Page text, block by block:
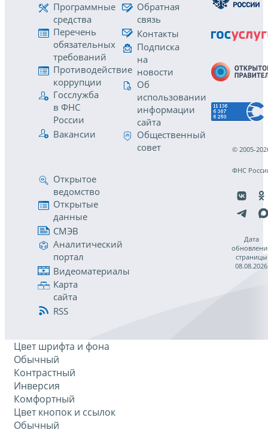
Программные
средства
Перечень
обязательных
требований
Противодействие
коррупции
Госслужба
в ФНС
России
Вакансии
Обратная
связь
Контакты
Подписка
на
новости
Об
использовании
информации
сайта
Общественный
совет
Открытое
ведомство
Открытые
данные
СМЭВ
Аналитический
портал
Видеоматериалы
Карта
сайта
RSS
© 2005-
ФНС
Дата
страницы
08.08.2026
Цвет шрифта и фона
Обычный
Контрастный
Инверсия
Комфортный
Цвет кнопок и ссылок
Обычный